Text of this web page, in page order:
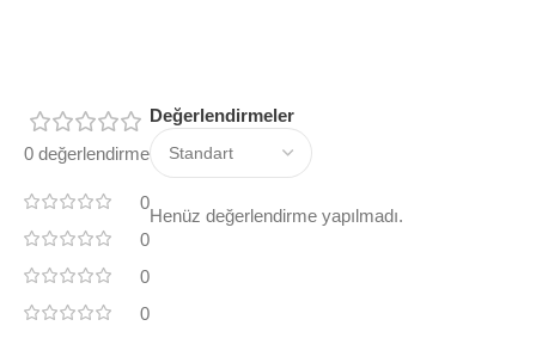
0 değerlendirme
0
0
0
0
Değerlendirmeler
Henüz değerlendirme yapılmadı.